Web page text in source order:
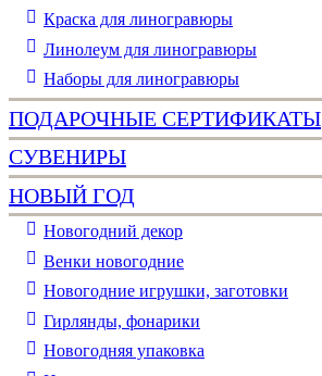
Краска для линогравюры
Линолеум для линогравюры
Наборы для линогравюры
ПОДАРОЧНЫЕ СЕРТИФИКАТЫ
СУВЕНИРЫ
НОВЫЙ ГОД
Новогодний декор
Венки новогодние
Новогодние игрушки, заготовки
Гирлянды, фонарики
Новогодняя упаковка